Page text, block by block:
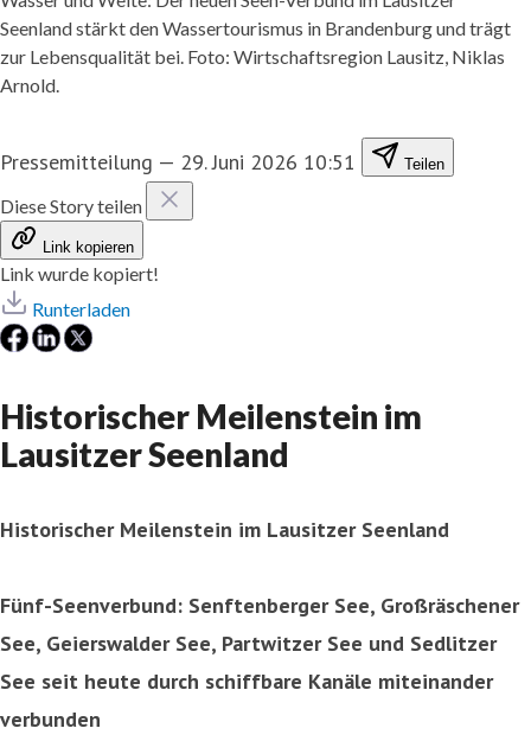
Seenland stärkt den Wassertourismus in Brandenburg und trägt
zur Lebensqualität bei. Foto: Wirtschaftsregion Lausitz, Niklas
Arnold.
Pressemitteilung — 29. Juni 2026 10:51 Teilen
Diese Story teilen
Link kopieren
Link wurde kopiert!
Runterladen
Historischer Meilenstein im
Lausitzer Seenland
Historischer Meilenstein im Lausitzer Seenland
Fünf-Seenverbund: Senftenberger See, Großräschener
See, Geierswalder See, Partwitzer See und Sedlitzer
See seit heute durch schiffbare Kanäle miteinander
verbunden